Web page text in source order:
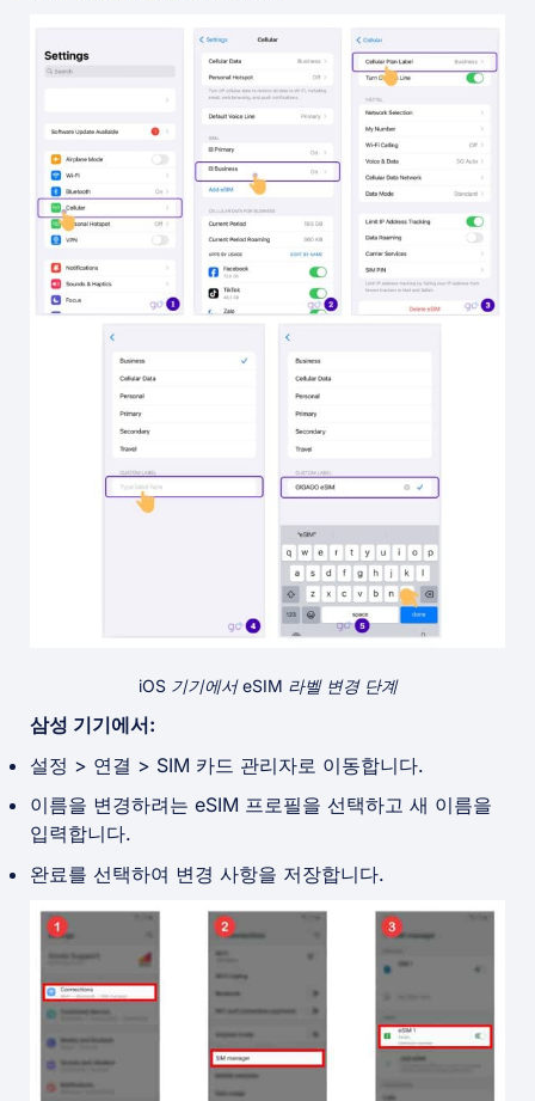
iOS 기기에서 eSIM 라벨 변경 단계
삼성 기기에서:
설정 > 연결 > SIM 카드 관리자로 이동합니다.
이름을 변경하려는 eSIM 프로필을 선택하고 새 이름을
입력합니다.
완료를 선택하여 변경 사항을 저장합니다.